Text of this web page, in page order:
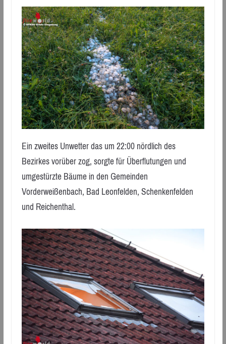
Ein zweites Unwetter das um 22:00 nördlich des
Bezirkes vorüber zog, sorgte für Überflutungen und
umgestürzte Bäume in den Gemeinden
Vorderweißenbach, Bad Leonfelden, Schenkenfelden
und Reichenthal.